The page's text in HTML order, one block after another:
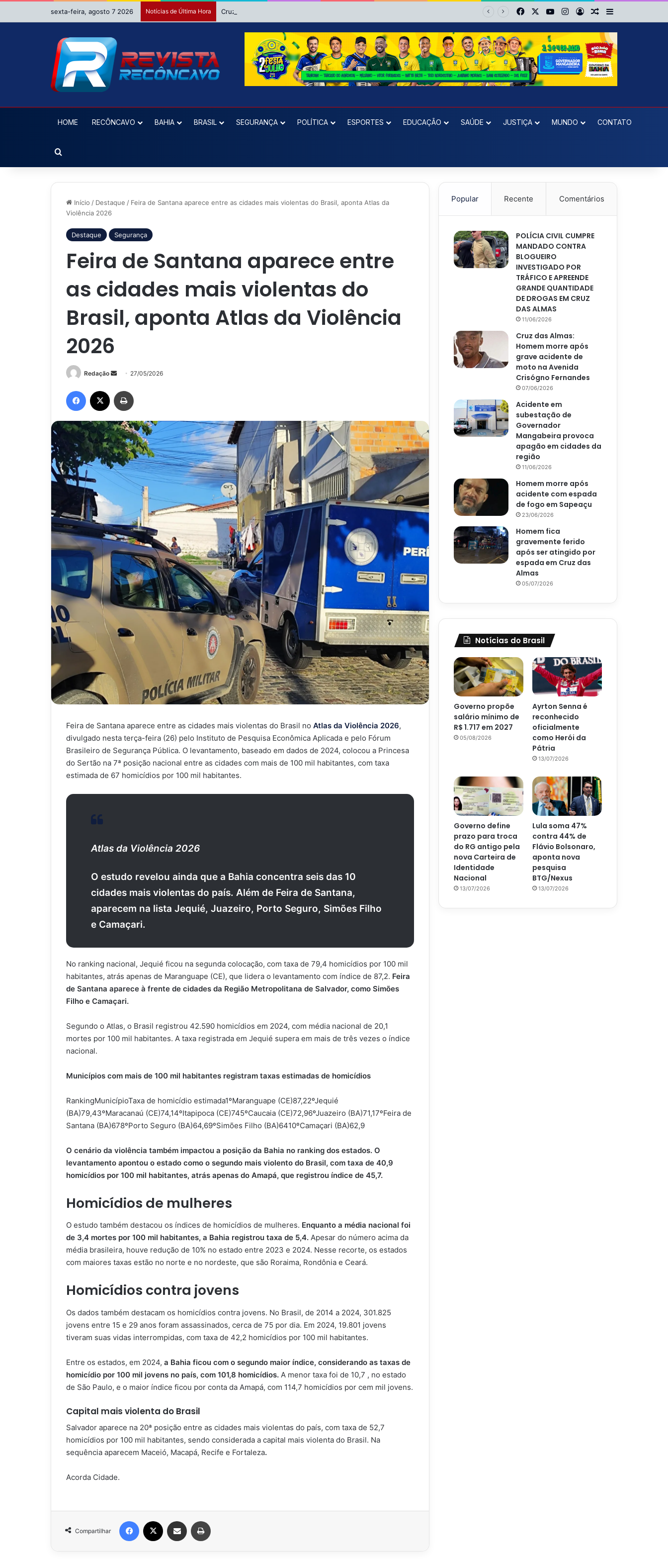
sexta-feira, agosto 7 2026 Notícias de Última Hora FacebookYouTubeInstagram
EntrarArtigo aleatório
Barra Lateral
HOME RECÔNCAVO BAHIA BRASIL SEGURANÇA POLÍTICA ESPORTES EDUCAÇÃO SAÚDE JUSTIÇA MUNDO CONTATO
Procurar por
Início / Destaque / Feira de Santana aparece entre as cidades mais violentas do Brasil, aponta Atlas da
Violência 2026
Destaque Segurança
Feira de Santana aparece entre
as cidades mais violentas do
Brasil, aponta Atlas da Violência
2026
Redação
Mande
e-
mail
27/05/2026
Facebook
Feira de Santana aparece entre as cidades mais violentas do Brasil noAtlas da Violência 2026,
divulgado nesta terça-feira (26) pelo Instituto de Pesquisa Econômica Aplicada e pelo Fórum
Brasileiro de Segurança Pública. O levantamento, baseado em dados de 2024, colocou a Princesa
do Sertão na 7ª posição nacional entre as cidades com mais de 100 mil habitantes, com taxa
estimada de 67 homicídios por 100 mil habitantes.
Atlas da Violência 2026
O estudo revelou ainda que a Bahia concentra seis das 10
cidades mais violentas do país. Além de Feira de Santana,
aparecem na lista Jequié, Juazeiro, Porto Seguro, Simões Filho
e Camaçari.
No ranking nacional, Jequié ficou na segunda colocação, com taxa de 79,4 homicídios por 100 mil
habitantes, atrás apenas de Maranguape (CE), que lidera o levantamento com índice de 87,2. Feira
de Santana aparece à frente de cidades da Região Metropolitana de Salvador, como Simões
Filho e Camaçari.
Segundo o Atlas, o Brasil registrou 42.590 homicídios em 2024, com média nacional de 20,1
mortes por 100 mil habitantes. A taxa registrada em Jequié supera em mais de três vezes o índice
nacional.
Municípios com mais de 100 mil habitantes registram taxas estimadas de homicídios
RankingMunicípioTaxa de homicídio estimada1ºMaranguape (CE)87,22ºJequié
(BA)79,43ºMaracanaú (CE)74,14ºItapipoca (CE)745ºCaucaia (CE)72,96ºJuazeiro (BA)71,17ºFeira de
Santana (BA)678ºPorto Seguro (BA)64,69ºSimões Filho (BA)6410ºCamaçari (BA)62,9
O cenário da violência também impactou a posição da Bahia no ranking dos estados. O
levantamento apontou o estado como o segundo mais violento do Brasil, com taxa de 40,9
homicídios por 100 mil habitantes, atrás apenas do Amapá, que registrou índice de 45,7.
Homicídios de mulheres
O estudo também destacou os índices de homicídios de mulheres. Enquanto a média nacional foi
de 3,4 mortes por 100 mil habitantes, a Bahia registrou taxa de 5,4.Apesar do número acima da
média brasileira, houve redução de 10% no estado entre 2023 e 2024. Nesse recorte, os estados
com maiores taxas estão no norte e no nordeste, que são Roraima, Rondônia e Ceará.
Homicídios contra jovens
Os dados também destacam os homicídios contra jovens. No Brasil, de 2014 a 2024, 301.825
jovens entre 15 e 29 anos foram assassinados, cerca de 75 por dia. Em 2024, 19.801 jovens
tiveram suas vidas interrompidas, com taxa de 42,2 homicídios por 100 mil habitantes.
Entre os estados, em 2024,a Bahia ficou com o segundo maior índice, considerando as taxas de
homicídio por 100 mil jovens no país, com 101,8 homicídios.A menor taxa foi de 10,7 , no estado
de São Paulo, e o maior índice ficou por conta da Amapá, com 114,7 homicídios por cem mil jovens.
Capital mais violenta do Brasil
Salvador aparece na 20ª posição entre as cidades mais violentas do país, com taxa de 52,7
homicídios por 100 mil habitantes, sendo considerada a capital mais violenta do Brasil. Na
sequência aparecem Maceió, Macapá, Recife e Fortaleza.
Acorda Cidade.
Compartilhar
Facebook Compartilhar via e-mail
Popular Recente Comentários
POLÍCIA CIVIL CUMPRE
MANDADO CONTRA
BLOGUEIRO
INVESTIGADO POR
TRÁFICO E APREENDE
GRANDE QUANTIDADE
DE DROGAS EM CRUZ
DAS ALMAS
11/06/2026
Cruz das Almas:
Homem morre após
grave acidente de
moto na Avenida
Crisógno Fernandes
07/06/2026
Acidente em
subestação de
Governador
Mangabeira provoca
apagão em cidades da
região
11/06/2026
Homem morre após
acidente com espada
de fogo em Sapeaçu
23/06/2026
Homem fica
gravemente ferido
após ser atingido por
espada em Cruz das
Almas
05/07/2026
Notícias do Brasil
Governo propõe
salário mínimo de
R$ 1.717 em 2027
05/08/2026
Ayrton Senna é
reconhecido
oficialmente
como Herói da
Pátria
13/07/2026
Governo define
prazo para troca
do RG antigo pela
nova Carteira de
Identidade
Nacional
13/07/2026
Lula soma 47%
contra 44% de
Flávio Bolsonaro,
aponta nova
pesquisa
BTG/Nexus
13/07/2026